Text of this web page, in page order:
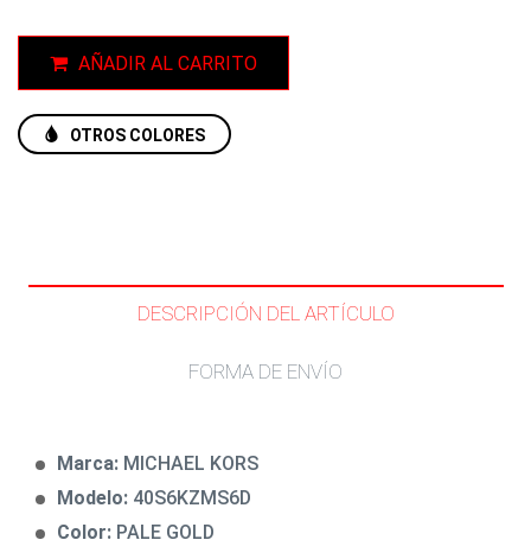
AÑADIR AL CARRITO
OTROS COLORES
DESCRIPCIÓN DEL ARTÍCULO
FORMA DE ENVÍO
Marca: MICHAEL KORS
Modelo: 40S6KZMS6D
Color: PALE GOLD